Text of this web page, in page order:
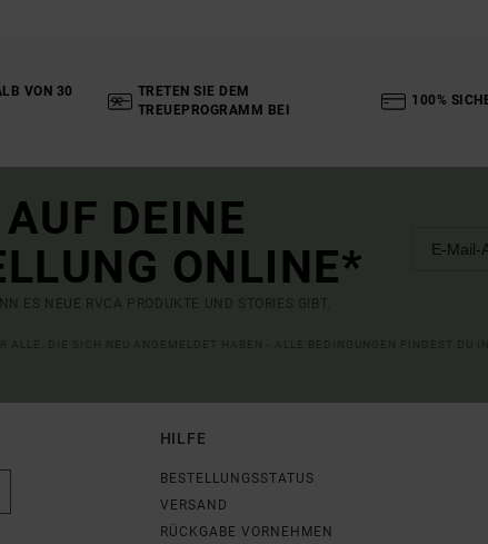
VON 30
TRETEN SIE DEM
TREUEPROGRAMM BEI
100%
DEINE
ONLINE*
ES NEUE RVCA PRODUKTE UND STORIES GIBT.
HILFE
BESTELLUNGSSTATUS
VERSAND
RÜCKGABE VORNEHMEN